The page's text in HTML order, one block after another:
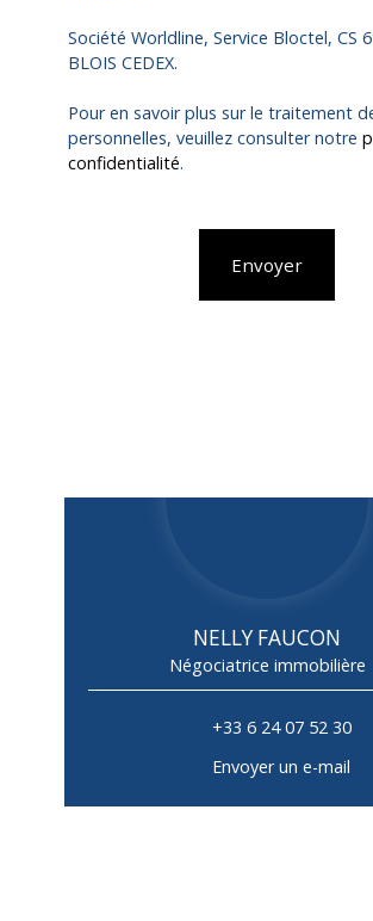
Société Worldline, Service Bloctel, CS
BLOIS CEDEX.
Pour en savoir plus sur le traitement
personnelles, veuillez consulter notre
confidentialité.
Envoyer
NELLY FAUCON
Négociatrice immobilière
+33 6 24 07 52 30
Envoyer un e-mail